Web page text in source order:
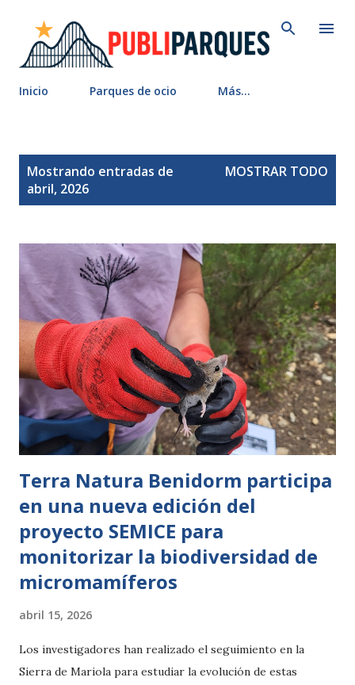
Inicio Parques de ocio Más…
Mostrando entradas de
abril, 2026
MOSTRAR TODO
Terra Natura Benidorm participa
en una nueva edición del
proyecto SEMICE para
monitorizar la biodiversidad de
micromamíferos
abril 15, 2026
Los investigadores han realizado el seguimiento en la
Sierra de Mariola para estudiar la evolución de estas